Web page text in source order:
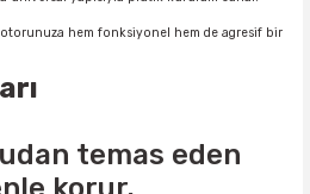
hem fonksiyonel hem de agresif bir
temas eden